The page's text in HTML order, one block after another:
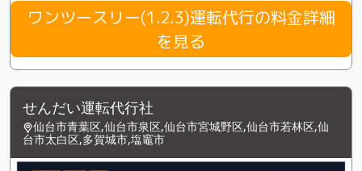
ワンツースリー(1.2.3)運転代行の料金詳細
を見る
せんだい運転代行社
仙台市青葉区,仙台市泉区,仙台市宮城野区,仙台市若林区,仙
台市太白区,多賀城市,塩竈市